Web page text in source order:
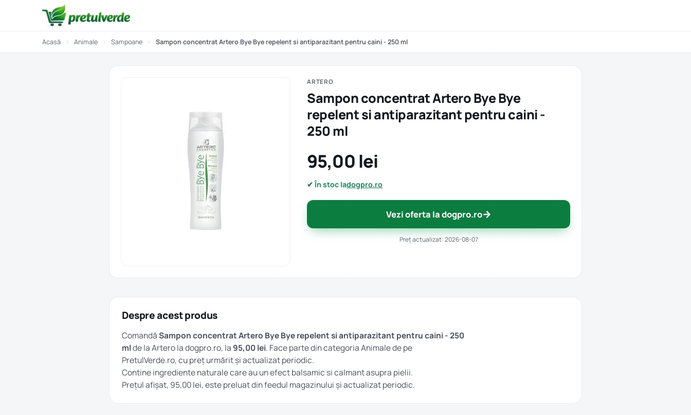
Acasă › Animale › Sampoane › Sampon concentrat Artero Bye Bye repelent si antiparazitant pentru caini - 250 ml
ARTERO
Sampon concentrat Artero Bye Bye
repelent si antiparazitant pentru caini -
250 ml
95,00 lei
✔ În stoc ladogpro.ro
Vezi oferta la dogpro.ro→
Preț actualizat: 2026-08-07
Despre acest produs
ComandăSampon concentrat Artero Bye Bye repelent si antiparazitant pentru caini - 250
mlde la Artero la dogpro.ro, la95,00 lei. Face parte din categoriaAnimalede pe
PretulVerde.ro, cu preț urmărit și actualizat periodic.
Contine ingrediente naturale care au un efect balsamic si calmant asupra pielii.
Prețul afișat, 95,00 lei, este preluat din feedul magazinului și actualizat periodic.